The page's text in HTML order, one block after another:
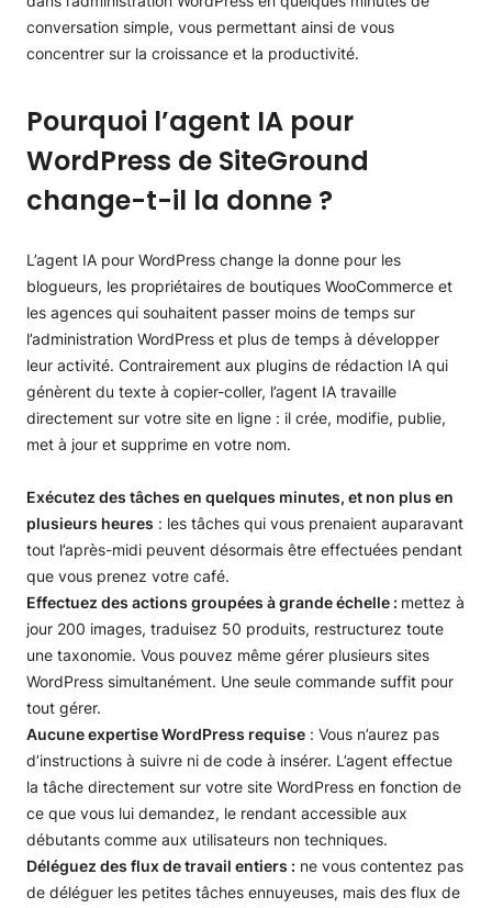
conversation simple, vous permettant ainsi de vous
concentrer sur la croissance et la productivité.
Pourquoi l’agent IA pour
WordPress de SiteGround
change-t-il la donne ?
L’agent IA pour WordPress change la donne pour les
blogueurs, les propriétaires de boutiques WooCommerce et
les agences qui souhaitent passer moins de temps sur
l’administration WordPress et plus de temps à développer
leur activité. Contrairement aux plugins de rédaction IA qui
génèrent du texte à copier-coller, l’agent IA travaille
directement sur votre site en ligne : il crée, modifie, publie,
met à jour et supprime en votre nom.
Exécutez des tâches en quelques minutes, et non plus en
plusieurs heures : les tâches qui vous prenaient auparavant
tout l’après-midi peuvent désormais être effectuées pendant
que vous prenez votre café.
Effectuez des actions groupées à grande échelle : mettez à
jour 200 images, traduisez 50 produits, restructurez toute
une taxonomie. Vous pouvez même gérer plusieurs sites
WordPress simultanément. Une seule commande suffit pour
tout gérer.
Aucune expertise WordPress requise : Vous n’aurez pas
d’instructions à suivre ni de code à insérer. L’agent effectue
la tâche directement sur votre site WordPress en fonction de
ce que vous lui demandez, le rendant accessible aux
débutants comme aux utilisateurs non techniques.
Déléguez des flux de travail entiers : ne vous contentez pas
de déléguer les petites tâches ennuyeuses, mais des flux de